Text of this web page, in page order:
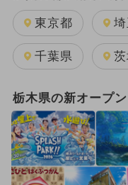
GW(ゴールデン
イルミネーショ
2026年7月のイ
2024年7月のイ
2026年1月のイ
東京都
千葉県
栃木県の新オープ